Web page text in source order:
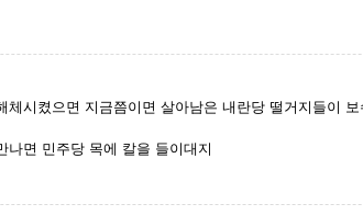
시켰으면 지금쯤이면 살아남은 내란당 떨거지들이
나면 민주당 목에 칼을 들이대지